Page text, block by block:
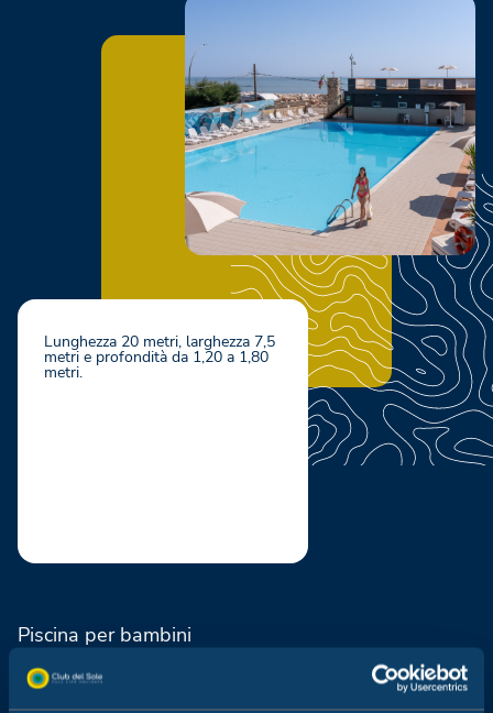
Lunghezza 20 metri, larghezza 7,5
metri e profondità da 1,20 a 1,80
metri.
Piscina per bambini
Solarium